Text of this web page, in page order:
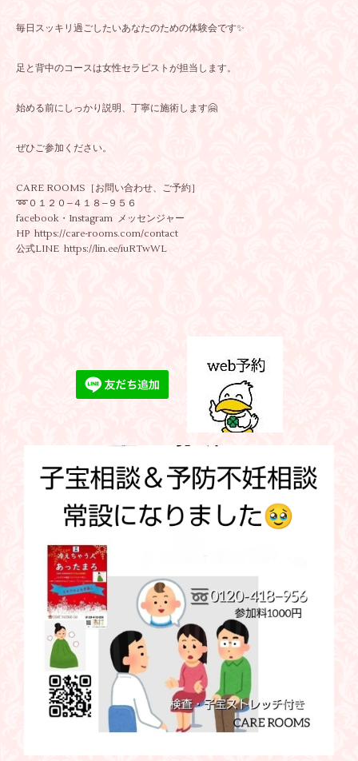
毎日スッキリ過ごしたいあなたのための体験会です✨
足と背中のコースは女性セラピストが担当します。
始める前にしっかり説明、丁寧に施術します🤗
ぜひご参加ください。
CARE ROOMS［お問い合わせ、ご予約］
➿️０１２０−４１８−９５６
facebook・Instagram メッセンジャー
HP https://care-rooms.com/contact
公式LINE https://lin.ee/iuRTwWL